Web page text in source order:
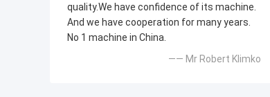
quality.We have confidence of its machine.
And we have cooperation for many years.
No 1 machine in China.
—— Mr Robert Klimko